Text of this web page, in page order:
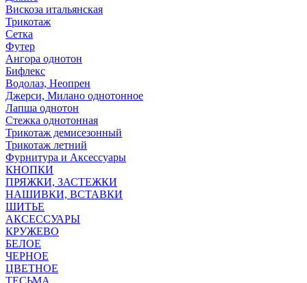
Вискоза итальянская
Трикотаж
Сетка
Футер
Ангора однотон
Бифлекс
Водолаз, Неопрен
Джерси, Милано однотонное
Лапша однотон
Стежка однотонная
Трикотаж демисезонный
Трикотаж летний
Фурнитура и Аксессуары
КНОПКИ
ПРЯЖКИ, ЗАСТЕЖКИ
НАШИВКИ, ВСТАВКИ
ШИТЬЕ
АКСЕССУАРЫ
КРУЖЕВО
БЕЛОЕ
ЧЕРНОЕ
ЦВЕТНОЕ
ТЕСЬМА